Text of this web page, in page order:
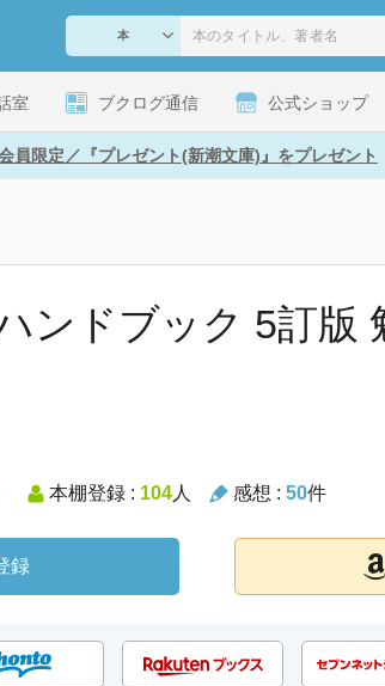
室 ブクログ通信 公式ショップ
員限定／『プレゼント(新潮文庫)』をプレゼント
ンドブック 5訂版
本棚登録 : 104人 感想 : 50件
録